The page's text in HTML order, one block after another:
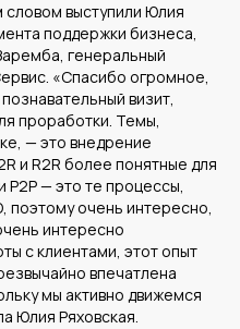
выступили Юлия
поддержки бизнеса,
генеральный
«Спасибо огромное,
визит,
проработки. Темы,
— это внедрение
и R2R более понятные для
P2P — это те процессы,
поэтому очень интересно,
интересно
с клиентами, этот опыт
впечатлена
мы активно движемся
Юлия Ряховская.